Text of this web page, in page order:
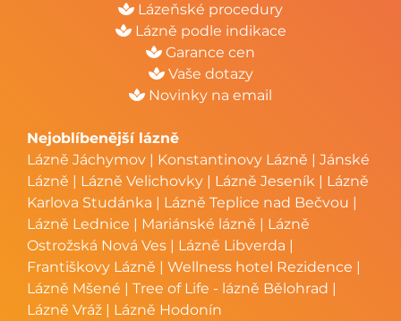
Lázeňské procedury
Lázně podle indikace
Garance cen
Vaše dotazy
Novinky na email
Nejoblíbenější lázně
Lázně Jáchymov
Konstantinovy Lázně
Jánské
Lázně | Lázně Velichovky Lázně Jeseník
Lázně
Karlova Studánka
Lázně Teplice nad Bečvou
Lázně Lednice
Mariánské lázně
Lázně
Ostrožská Nová Ves
Lázně Libverda
Františkovy Lázně
Wellness hotel Rezidence
Lázně Mšené | Tree of Life - lázně Bělohrad
Lázně Vráž
Lázně Hodonín